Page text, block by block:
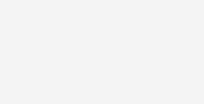
de transport massiu en una
del metro de Moscou,